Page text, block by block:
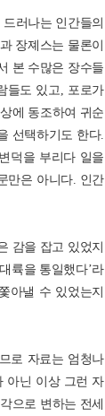
러나는 인간들의
장졔스는 물론이
본 수많은 장수들
들도 있고, 포로가
에 동조하여 귀순
선택하기도 한다.
덕을 부리다 일을
만은 아니다. 인간
감을 잡고 있었지
륙을 통일했다’라
아낼 수 있었는지
로 자료는 엄청나
아닌 이상 그런 자
으로 변하는 전세